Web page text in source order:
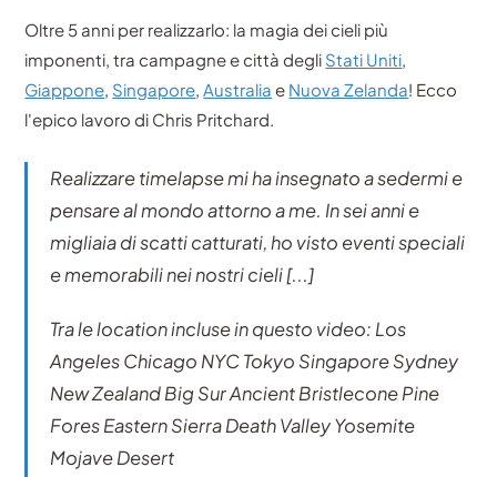
Oltre 5 anni per realizzarlo: la magia dei cieli più
imponenti, tra campagne e città degli Stati Uniti,
Giappone, Singapore,Australia e Nuova Zelanda! Ecco
l'epico lavoro di Chris Pritchard.
Realizzare timelapse mi ha insegnato a sedermi e
pensare al mondo attorno a me. In sei anni e
migliaia di scatti catturati, ho visto eventi speciali
e memorabili nei nostri cieli [...]
Tra le location incluse in questo video: Los
Angeles Chicago NYC Tokyo Singapore Sydney
New Zealand Big Sur Ancient Bristlecone Pine
Fores Eastern Sierra Death Valley Yosemite
Mojave Desert